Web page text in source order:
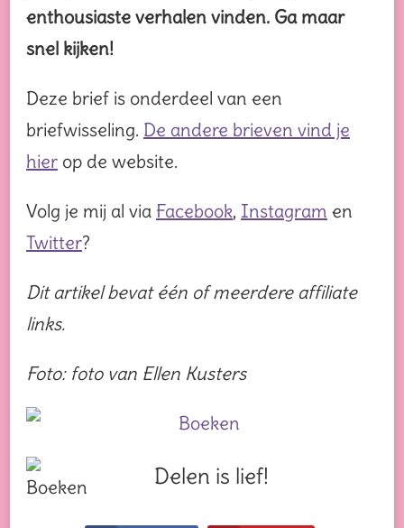
enthousiaste verhalen vinden. Ga maar
snel kijken!
Deze brief is onderdeel van een
briefwisseling. De andere brieven vind je
hier op de website.
Volg je mij al via Facebook, Instagram en
Twitter?
Dit artikel bevat één of meerdere affiliate
links.
Foto: foto van Ellen Kusters
Delen is lief!